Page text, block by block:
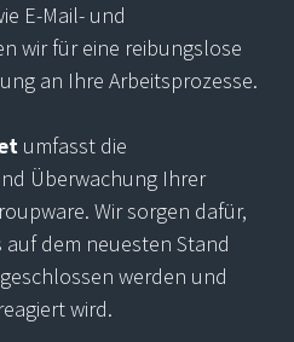
E-Mail- und
wir für eine reibungslose
an Ihre Arbeitsprozesse.
umfasst die
Überwachung Ihrer
Wir sorgen dafür,
dem neuesten Stand
werden und
wird.